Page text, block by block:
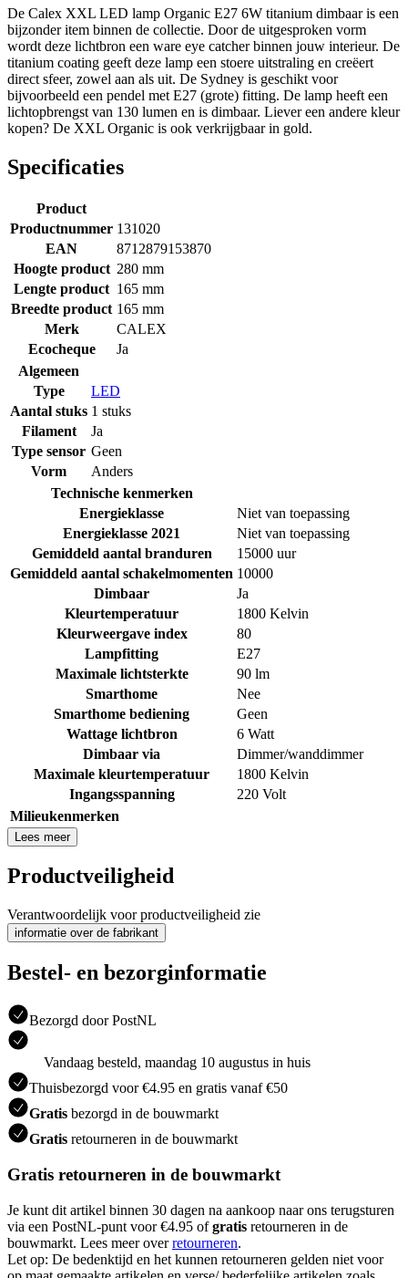
De Calex XXL LED lamp Organic E27 6W titanium dimbaar is een
bijzonder item binnen de collectie. Door de uitgesproken vorm
wordt deze lichtbron een ware eye catcher binnen jouw interieur. De
titanium coating geeft deze lamp een stoere uitstraling en creëert
direct sfeer, zowel aan als uit. De Sydney is geschikt voor
bijvoorbeeld een pendel met E27 (grote) fitting. De lamp heeft een
lichtopbrengst van 130 lumen en is dimbaar. Liever een andere kleur
kopen? De XXL Organic is ook verkrijgbaar in gold.
Specificaties
Product
Productnummer 131020
EAN
8712879153870
Hoogte product 280 mm
Lengte product 165 mm
Breedte product 165 mm
Merk
CALEX
Ecocheque
Ja
Algemeen
Type
LED
Aantal stuks 1 stuks
Filament
Ja
Type sensor Geen
Vorm
Anders
Technische kenmerken
Energieklasse
Niet van toepassing
Energieklasse 2021
Niet van toepassing
Gemiddeld aantal branduren
15000 uur
Gemiddeld aantal schakelmomenten 10000
Dimbaar
Ja
Kleurtemperatuur
1800 Kelvin
Kleurweergave index
80
Lampfitting
E27
Maximale lichtsterkte
90 lm
Smarthome
Nee
Smarthome bediening
Geen
Wattage lichtbron
6 Watt
Dimbaar via
Dimmer/wanddimmer
Maximale kleurtemperatuur
1800 Kelvin
Ingangsspanning
220 Volt
Milieukenmerken
Lees meer
Productveiligheid
Verantwoordelijk voor productveiligheid zie
informatie over de fabrikant
Bestel- en bezorginformatie
Bezorgd door PostNL
Vandaag besteld, maandag 10 augustus in huis
Thuisbezorgd voor €4.95 en gratis vanaf €50
Gratis bezorgd in de bouwmarkt
Gratis retourneren in de bouwmarkt
Gratis retourneren in de bouwmarkt
Je kunt dit artikel binnen 30 dagen na aankoop naar ons terugsturen
via een PostNL-punt voor €4.95 ofgratis retourneren in de
bouwmarkt. Lees meer overretourneren.
Let op: De bedenktijd en het kunnen retourneren gelden niet voor